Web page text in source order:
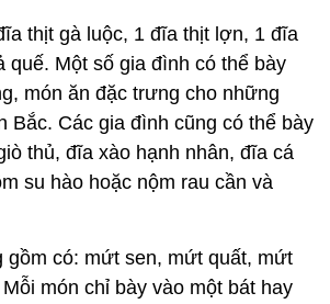
thịt gà luộc, 1 đĩa thịt lợn, 1 đĩa
quế. Một số gia đình có thể bày
món ăn đặc trưng cho những
Bắc. Các gia đình cũng có thể bày
thủ, đĩa xào hạnh nhân, đĩa cá
su hào hoặc nộm rau cần và
gồm có: mứt sen, mứt quất, mứt
món chỉ bày vào một bát hay